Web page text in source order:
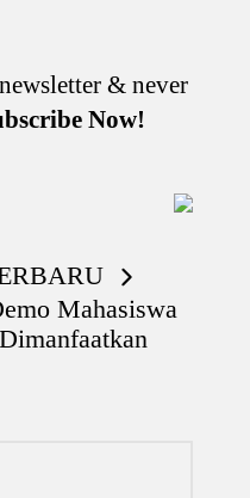
& never
Now!
Mahasiswa